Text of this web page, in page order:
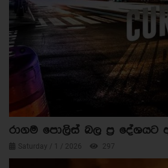
රාගම පොලිස් බල ප්‍ර
Saturday / 1 / 2026 297